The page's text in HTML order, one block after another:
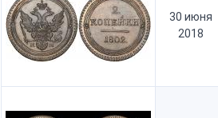
30 июня
2018